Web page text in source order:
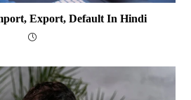
Export, Default In Hindi